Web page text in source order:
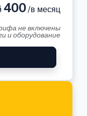
400/в месяц
не включены
и оборудование